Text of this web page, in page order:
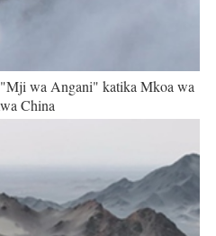
wa Angani" katika Mkoa wa
China